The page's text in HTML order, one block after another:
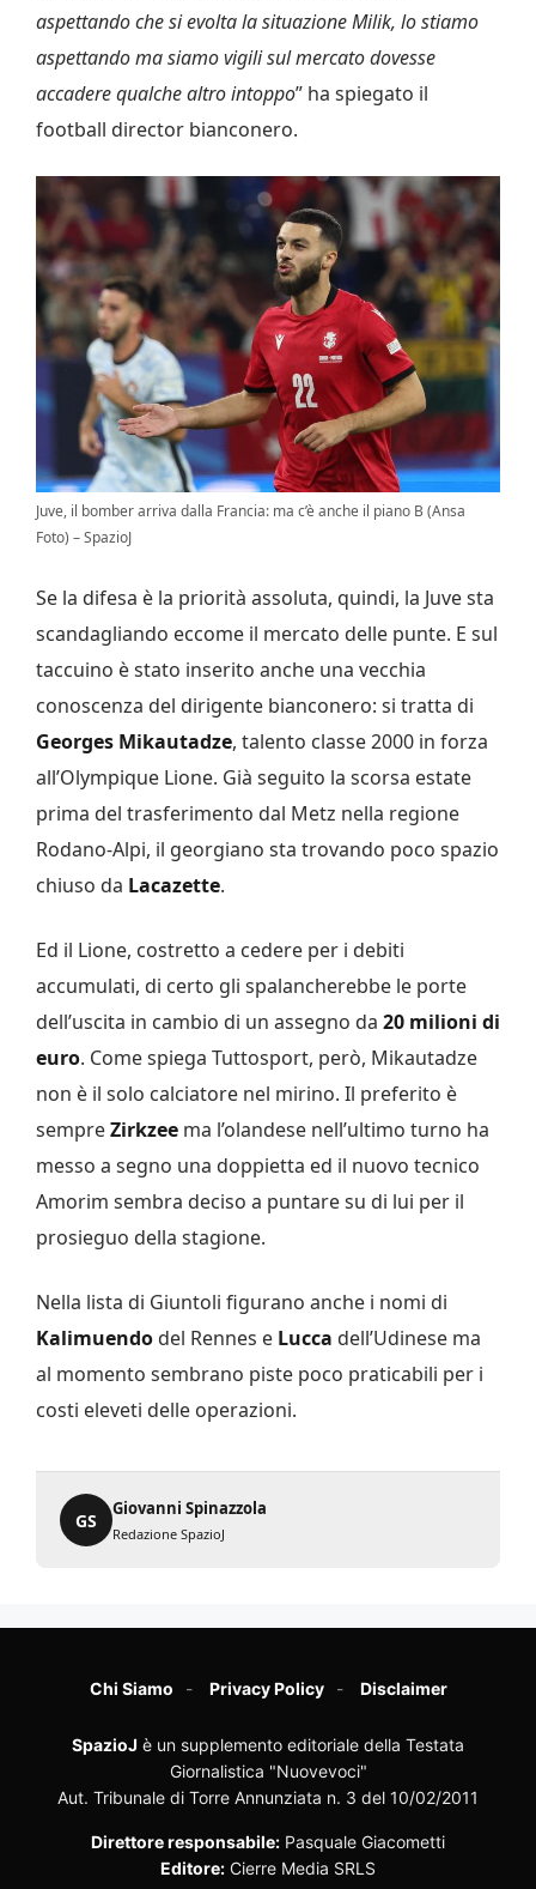
aspettando che si evolta la situazione Milik, lo stiamo
aspettando ma siamo vigili sul mercato dovesse
accadere qualche altro intoppo” ha spiegato il
football director bianconero.
Juve, il bomber arriva dalla Francia: ma c’è anche il piano B (Ansa
Foto) – SpazioJ
Se la difesa è la priorità assoluta, quindi, la Juve sta
scandagliando eccome il mercato delle punte. E sul
taccuino è stato inserito anche una vecchia
conoscenza del dirigente bianconero: si tratta di
Georges Mikautadze, talento classe 2000 in forza
all’Olympique Lione. Già seguito la scorsa estate
prima del trasferimento dal Metz nella regione
Rodano-Alpi, il georgiano sta trovando poco spazio
chiuso da Lacazette.
Ed il Lione, costretto a cedere per i debiti
accumulati, di certo gli spalancherebbe le porte
dell’uscita in cambio di un assegno da 20 milioni di
euro. Come spiega Tuttosport, però, Mikautadze
non è il solo calciatore nel mirino. Il preferito è
sempreZirkzee ma l’olandese nell’ultimo turno ha
messo a segno una doppietta ed il nuovo tecnico
Amorim sembra deciso a puntare su di lui per il
prosieguo della stagione.
Nella lista di Giuntoli figurano anche i nomi di
Kalimuendo del Rennes e Lucca dell’Udinese ma
al momento sembrano piste poco praticabili per i
costi eleveti delle operazioni.
GS
Giovanni Spinazzola
Redazione SpazioJ
Chi Siamo Privacy Policy Disclaimer
SpazioJ è un supplemento editoriale della Testata
Giornalistica "Nuovevoci"
Aut. Tribunale di Torre Annunziata n. 3 del 10/02/2011
Direttore responsabile: Pasquale Giacometti
Editore: Cierre Media SRLS